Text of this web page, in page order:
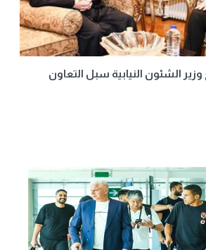
الشئون النيابية سبل التعاون